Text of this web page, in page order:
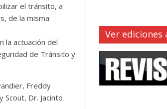
el tránsito, a
de la misma
la actuación del
de Tránsito y
Freddy
Scout, Dr. Jacinto
Ver ediciones